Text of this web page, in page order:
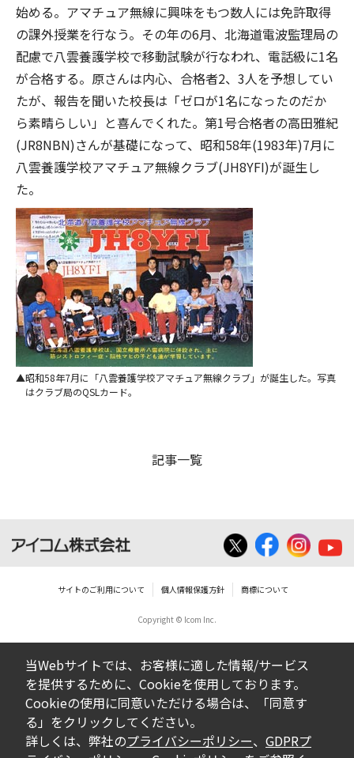
始める。アマチュア無線に興味をもつ数人には免許取得
の課外授業を行なう。その年の6月、北海道電波監理局の
配慮で八雲養護学校で移動試験が行なわれ、電話級に1名
が合格する。原さんは内心、合格者2、3人を予想してい
たが、報告を聞いた校長は「ゼロが1名になったのだか
ら素晴らしい」と喜んでくれた。第1号合格者の高田雅紀
(JR8NBN)さんが基礎になって、昭和58年(1983年)7月に
八雲養護学校アマチュア無線クラブ(JH8YFI)が誕生し
た。
昭和58年7月に「八雲養護学校アマチュア無線クラブ」が誕生した。写真
はクラブ局のQSLカード。
記事一覧
サイトのご利用について 個人情報保護方針 商標について
Copyright © Icom Inc.
当Webサイトでは、お客様に適した情報/サービス
を提供するために、Cookieを使用しております。
Cookieの使用に同意いただける場合は、「同意す
る」をクリックしてください。
詳しくは、弊社のプライバシーポリシー、 GDPRプ